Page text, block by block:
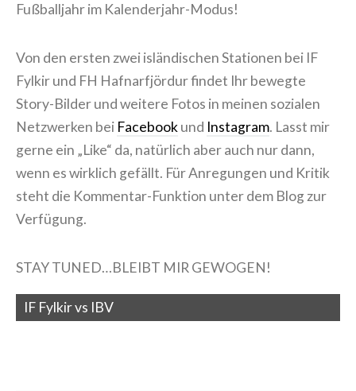
Fußballjahr im Kalenderjahr-Modus!
Von den ersten zwei isländischen Stationen bei IF
Fylkir und FH Hafnarfjördur findet Ihr bewegte
Story-Bilder und weitere Fotos in meinen sozialen
Netzwerken bei Facebookund Instagram. Lasst mir
gerne ein „Like“ da, natürlich aber auch nur dann,
wenn es wirklich gefällt. Für Anregungen und Kritik
steht die Kommentar-Funktion unter dem Blog zur
Verfügung.
STAY TUNED…BLEIBT MIR GEWOGEN!
IF Fylkir vs IBV